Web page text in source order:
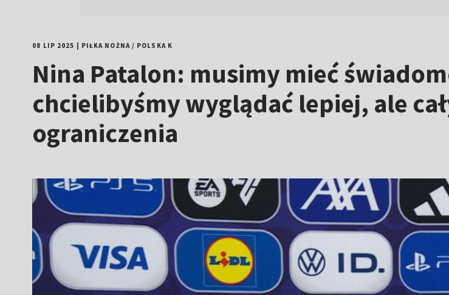
08 LIP 2025 PIŁKA NOŻNA/ POLSKA K
Nina Patalon: musimy mieć
chcielibyśmy wyglądać lepiej, ale
ograniczenia